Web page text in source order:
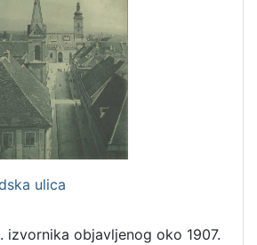
ulica
izvornika objavljenog oko 1907.